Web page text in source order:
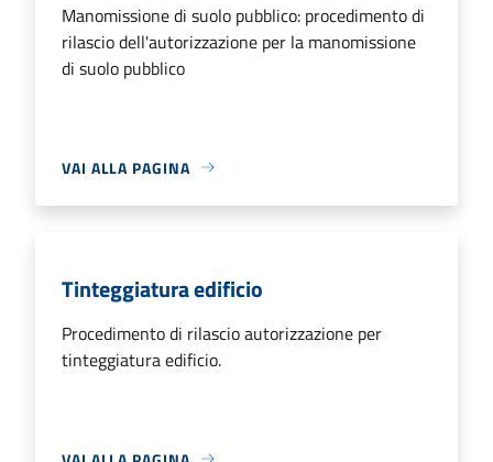
Manomissione di suolo pubblico: procedimento di
rilascio dell'autorizzazione per la manomissione
di suolo pubblico
VAI ALLA PAGINA
Tinteggiatura edificio
Procedimento di rilascio autorizzazione per
tinteggiatura edificio.